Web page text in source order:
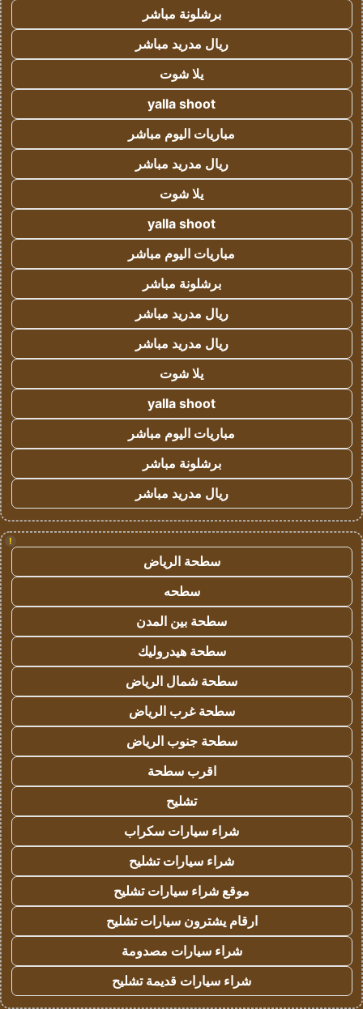
برشلونة مباشر
ريال مدريد مباشر
يلا شوت
yalla shoot
مباريات اليوم مباشر
ريال مدريد مباشر
يلا شوت
yalla shoot
مباريات اليوم مباشر
برشلونة مباشر
ريال مدريد مباشر
ريال مدريد مباشر
يلا شوت
yalla shoot
مباريات اليوم مباشر
برشلونة مباشر
ريال مدريد مباشر
!
سطحة الرياض
سطحه
سطحة بين المدن
سطحة هيدروليك
سطحة شمال الرياض
سطحة غرب الرياض
سطحة جنوب الرياض
اقرب سطحة
تشليح
شراء سيارات سكراب
شراء سيارات تشليح
موقع شراء سيارات تشليح
ارقام يشترون سيارات تشليح
شراء سيارات مصدومة
شراء سيارات قديمة تشليح